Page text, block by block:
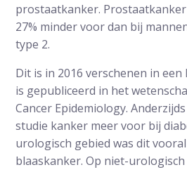
prostaatkanker.
27% minder voor dan bij
type 2.
Dit is in 2016 verschenen in
is gepubliceerd in het
Cancer Epidemiology.
studie kanker meer voor bij
urologisch gebied was dit
blaaskanker. Op niet-